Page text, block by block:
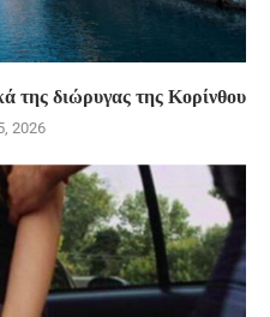
της διώρυγας της Κορίνθου
2026